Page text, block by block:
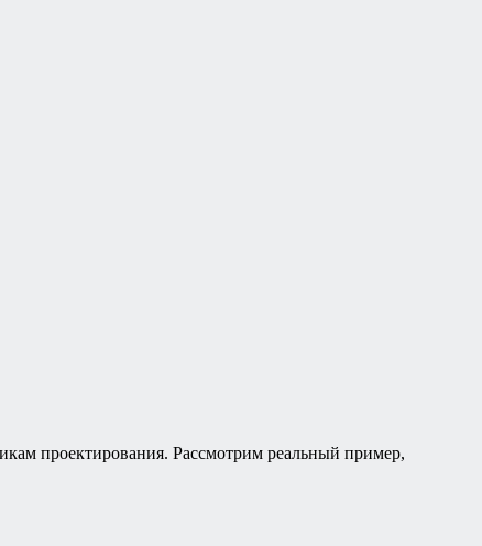
проектирования. Рассмотрим реальный пример,